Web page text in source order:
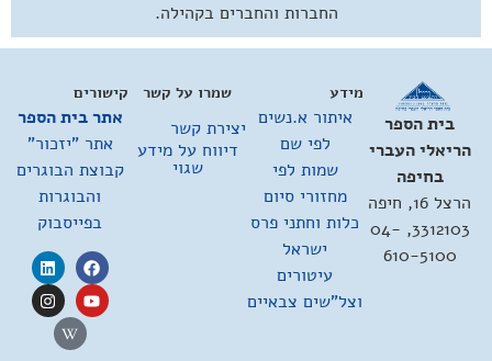
החברות והחברים בקהילה.
בית הספר
הריאלי העברי
בחיפה
הרצל 16, חיפה
3312103, 04-
610-5100
מידע
איתור א.נשים
לפי שם
שמות לפי
מחזורי סיום
כלות וחתני פרס
ישראל
עיטורים
וצל"שים צבאיים
קישורים
אתר בית הספר
אתר "יזכור"
קבוצת הבוגרים
והבוגרות
בפייסבוק
שמרו על קשר
יצירת קשר
דיווח על מידע
שגוי